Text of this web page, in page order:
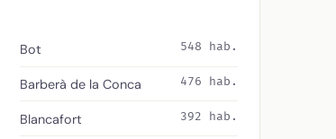
Bot 548 hab.
Barberà de la Conca 476 hab.
Blancafort 392 hab.